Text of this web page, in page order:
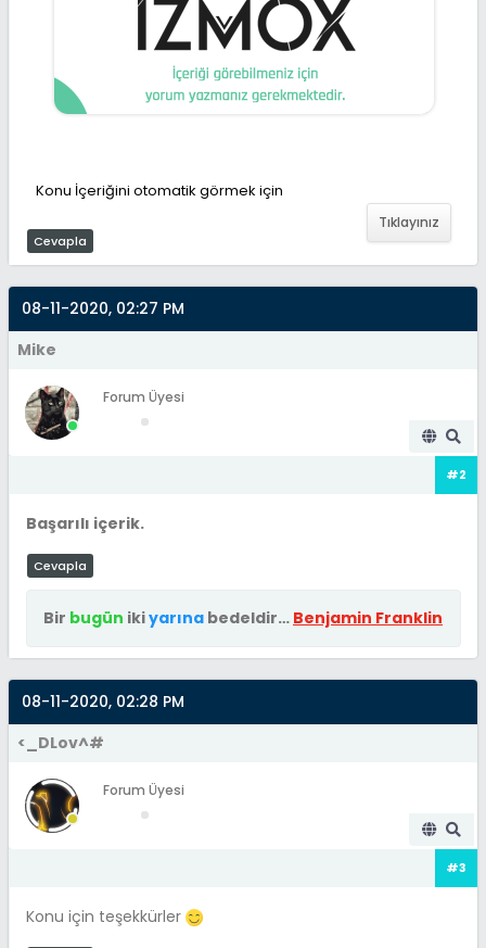
Konu İçeriğini otomatik görmek için
Tıklayınız
Cevapla
08-11-2020, 02:27 PM
Mike
Forum Üyesi
#2
Başarılı içerik.
Cevapla
Bir bugün ikiyarına bedeldir… Benjamin Franklin
08-11-2020, 02:28 PM
<_DLov^#
Forum Üyesi
#3
Konu için teşekkürler